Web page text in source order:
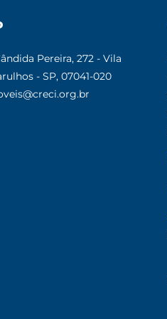
Pereira, 272 - Vila
- SP, 07041-020